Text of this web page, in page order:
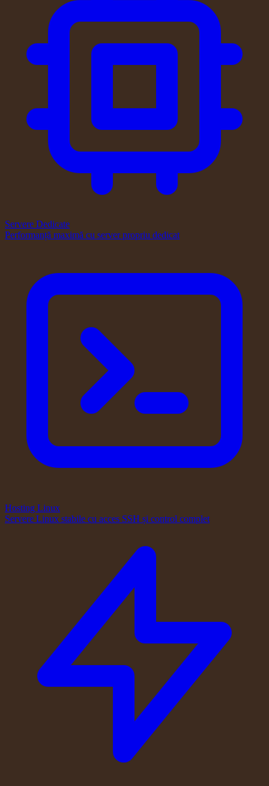
Servere Dedicate
Performanță maximă cu server propriu dedicat
Hosting Linux
Servere Linux stabile cu acces SSH și control complet